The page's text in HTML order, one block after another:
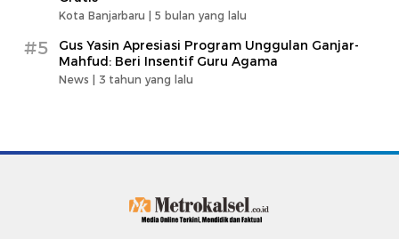
Kota Banjarbaru | 5 bulan yang lalu
#5
Gus Yasin Apresiasi Program Unggulan Ganjar-
Mahfud: Beri Insentif Guru Agama
News | 3 tahun yang lalu